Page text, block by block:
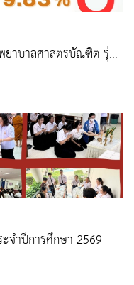
าบาลศาสตรบัณฑิต รุ่น
ส่งและรับร่างอาจารย์ใหญ่ ประจำปีการศึกษา 2569